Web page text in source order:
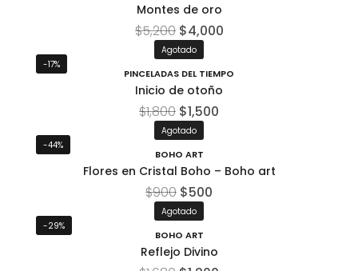
Montes de oro
$5,200 $4,000
-17%
Agotado
PINCELADAS DEL TIEMPO
Inicio de otoño
$1,800 $1,500
-44%
Agotado
BOHO ART
Flores en Cristal Boho – Boho art
$900 $500
-29%
Agotado
BOHO ART
Reflejo Divino